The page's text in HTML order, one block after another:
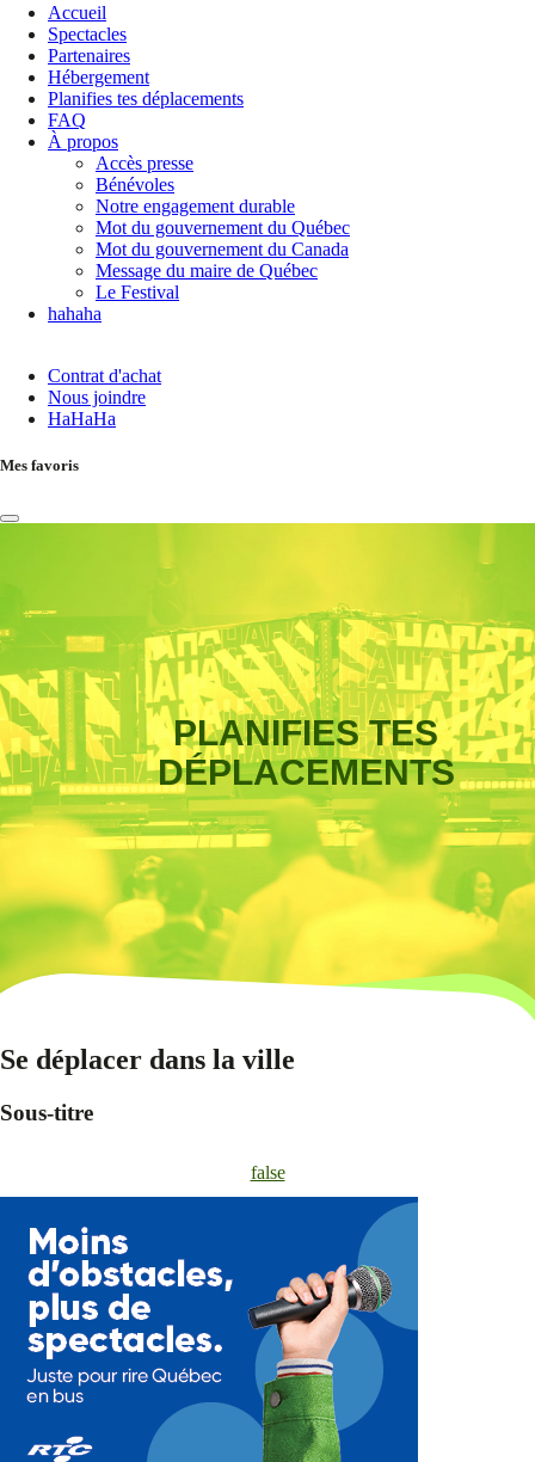
Accueil
Spectacles
Partenaires
Hébergement
Planifies tes déplacements
FAQ
À propos
Accès presse
Bénévoles
Notre engagement durable
Mot du gouvernement du Québec
Mot du gouvernement du Canada
Message du maire de Québec
Le Festival
hahaha
Contrat d'achat
Nous joindre
HaHaHa
Mes favoris
PLANIFIES TES
DÉPLACEMENTS
Se déplacer dans la ville
Sous-titre
false